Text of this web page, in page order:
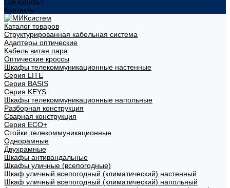
Контакты
Каталог товаров
Структурированная кабельная система
Адаптеры оптические
Кабель витая пара
Оптические кроссы
Шкафы телекоммуникационные настенные
Cерия LITE
Cерия BASIS
Cерия KEYS
Шкафы телекоммуникационные напольные
Разборная конструкция
Сварная конструкция
Серия ECO+
Стойки телекоммуникационные
Однорамные
Двухрамные
Шкафы антивандальные
Шкафы уличные (всепогодные)
Шкаф уличный всепогодный (климатический) настенный
Шкаф уличный всепогодный (климатический) напольный